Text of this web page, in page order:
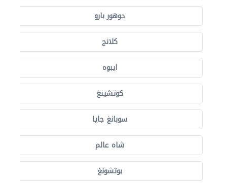
جوهور بارو
كلانج
ايبوه
كوتشينغ
سوبانغ جايا
شاه عالم
بوتشونغ